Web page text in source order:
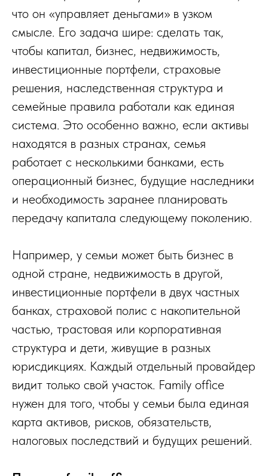
что он «управляет деньгами» в узком
смысле. Его задача шире: сделать так,
чтобы капитал, бизнес, недвижимость,
инвестиционные портфели, страховые
решения, наследственная структура и
семейные правила работали как единая
система. Это особенно важно, если активы
находятся в разных странах, семья
работает с несколькими банками, есть
операционный бизнес, будущие наследники
и необходимость заранее планировать
передачу капитала следующему поколению.
Например, у семьи может быть бизнес в
одной стране, недвижимость в другой,
инвестиционные портфели в двух частных
банках, страховой полис с накопительной
частью, трастовая или корпоративная
структура и дети, живущие в разных
юрисдикциях. Каждый отдельный провайдер
видит только свой участок. Family office
нужен для того, чтобы у семьи была единая
карта активов, рисков, обязательств,
налоговых последствий и будущих решений.